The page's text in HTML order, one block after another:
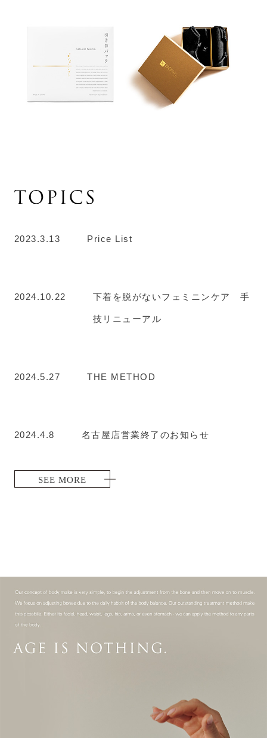
2023.3.13 Price List
2024.10.22 下着を脱がないフェミニンケア 手
技リニューアル
2024.5.27 THE METHOD
2024.4.8 名古屋店営業終了のお知らせ
SEE MORE